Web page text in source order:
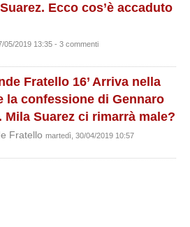
Ecco cos’è accaduto
05/2019 13:35 - 3 commenti
Fratello 16’ Arriva nella
la confessione di Gennaro
Mila Suarez ci rimarrà male?
Fratello martedì, 30/04/2019 10:57